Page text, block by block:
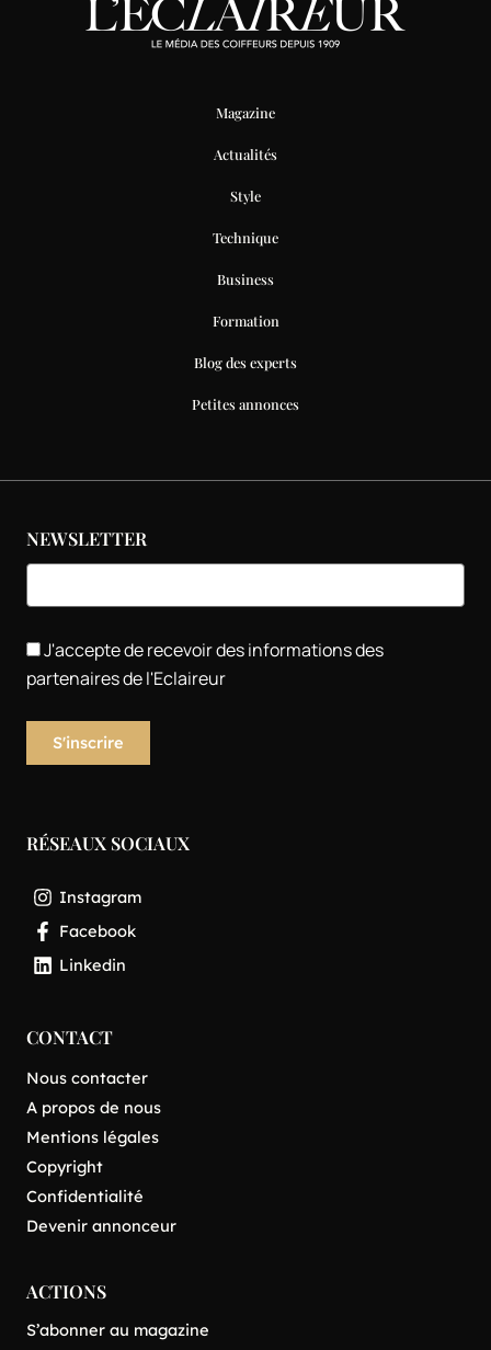
Magazine
Actualités
Style
Technique
Business
Formation
Blog des experts
Petites annonces
NEWSLETTER
J'accepte de recevoir des informations des
partenaires de l'Eclaireur
RÉSEAUX SOCIAUX
Instagram
Facebook
Linkedin
CONTACT
Nous contacter
A propos de nous
Mentions légales
Copyright
Confidentialité
Devenir annonceur
ACTIONS
S’abonner au magazine